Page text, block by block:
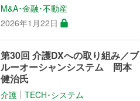
M&A･金融･不動産
2026年1月22日
第30回 介護DXへの取り組み／ブ
ルーオーシャンシステム 岡本
健治氏
介護 │TECH･システム